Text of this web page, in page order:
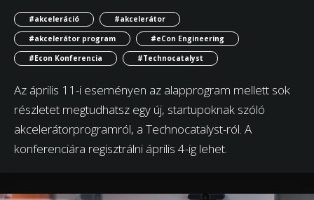
#akceleráció
#akcelerátor
#akcelerátor program
#eCon Engineering
#Econ Konferencia
#Technocatalyst
Az április 11-i eseményen az alapprogram mellett sok
részletet megtudhatsz egy új, startupoknak szóló
akcelerátorprogramról, a Technocatalyst-ról. A
konferenciára regisztrálni április 4-ig lehet.